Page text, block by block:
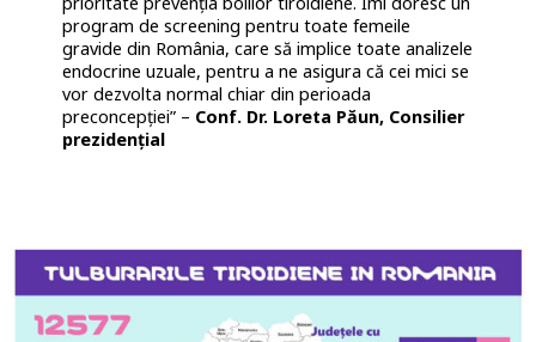
program de screening pentru toate femeile
gravide din România, care să implice toate analizele
endocrine uzuale, pentru a ne asigura că cei mici se
vor dezvolta normal chiar din perioada
preconcepției” – Conf. Dr. Loreta Păun, Consilier
prezidențial